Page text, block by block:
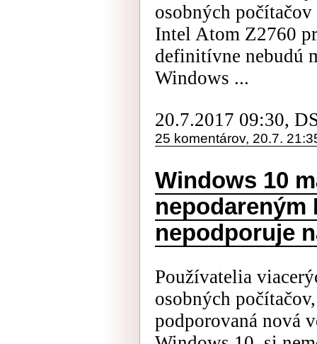
osobných počítačov
Intel Atom Z2760
definitívne nebudú
Windows ...
20.7.2017 09:30,
25 komentárov, 20.7.
Windows 10
nepodareným
nepodporuje
Používatelia
osobných
podporovaná nová